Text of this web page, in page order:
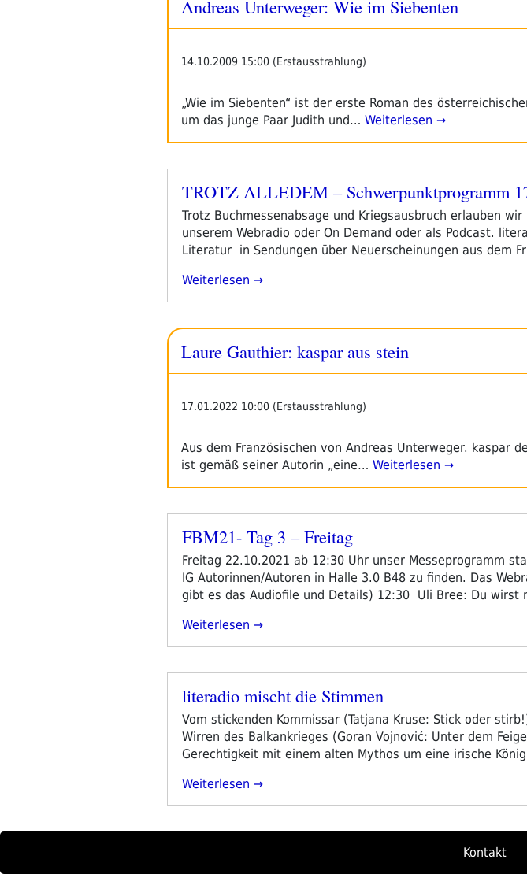
Andreas Unterweger: Wie im Siebenten
14.10.2009 15:00 (Erstausstrahlung)
„Wie im Siebenten“ ist der erste Roman des
um das junge Paar Judith und… Weiterlesen →
Veröffentlicht
TROTZ ALLEDEM – Schwerpunktprogramm
Trotz Buchmessenabsage und Kriegsausbruch erlauben
unserem Webradio oder On Demand oder als Podcast.
Literatur in Sendungen über Neuerscheinungen aus dem
„TROTZ
Schwerpunktprogramm
17.-20.März
Weiterlesen
Laure Gauthier: kaspar aus stein
17.01.2022 10:00 (Erstausstrahlung)
Aus dem Französischen von Andreas Unterweger. kaspar
ist gemäß seiner Autorin „eine… Weiterlesen →
Veröffentlicht
FBM21- Tag 3 – Freitag
Freitag 22.10.2021 ab 12:30 Uhr unser Messeprogramm
IG Autorinnen/Autoren in Halle 3.0 B48 zu finden. Das
gibt es das Audiofile und Details) 12:30 Uli Bree: Du wirst
„FBM21-
–
Freitag“
Weiterlesen
Veröffentlicht
literadio mischt die Stimmen
Vom stickenden Kommissar (Tatjana Kruse: Stick oder
Wirren des Balkankrieges (Goran Vojnović: Unter dem
Gerechtigkeit mit einem alten Mythos um eine irische
„literadio
Stimmen“
Weiterlesen
Kontakt